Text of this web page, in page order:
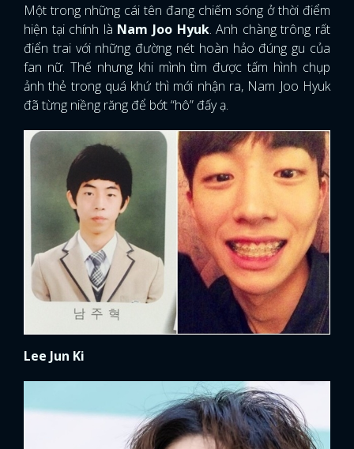
FACEBOOK GOOGLE
Một trong những cái tên đang chiếm sóng ở thời điểm
hiện tại chính là Nam Joo Hyuk. Anh chàng trông rất
điển trai với những đường nét hoàn hảo đúng gu của
fan nữ. Thế nhưng khi mình tìm được tấm hình chụp
ảnh thẻ trong quá khứ thì mới nhận ra, Nam Joo Hyuk
đã từng niềng răng để bớt “hô” đấy ạ.
Lee Jun Ki